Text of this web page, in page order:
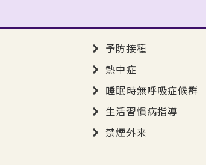
予防接種
熱中症
睡眠時無呼吸症候群
生活習慣病指導
禁煙外来